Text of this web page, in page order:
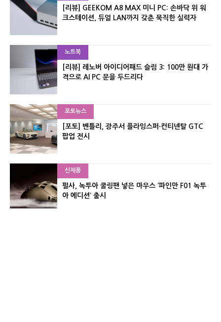
[리뷰] GEEKOM A8 MAX 미니 PC: 손바닥 위 워
크스테이션, 듀얼 LAN까지 갖춘 묵직한 실력자
노트북
[리뷰] 레노버 아이디어패드 슬림 3: 100만 원대 가
격으로 AI PC 문을 두드리다
포토뉴스
[포토] 벤틀리, 광주서 플라잉스퍼·컨티넨탈 GTC
팝업 전시
신제품
펄사, 녹투아 쿨링팬 넣은 마우스 ‘파인만 F01 녹투
아 에디션’ 출시